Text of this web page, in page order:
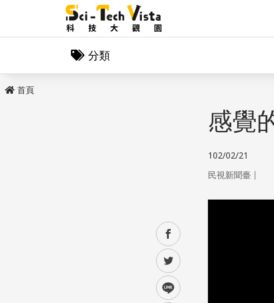
分類
首頁
facebook
twitter
line
感覺
102/02/21
民視新聞臺 ｜